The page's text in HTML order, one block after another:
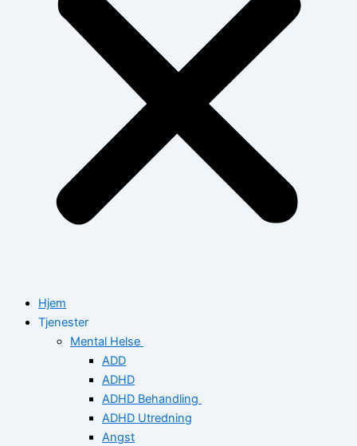
Hjem
Tjenester
Mental Helse
ADD
ADHD
ADHD Behandling
ADHD Utredning
Angst